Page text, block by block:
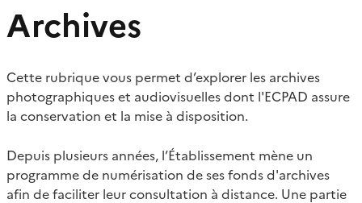
Archives
Cette rubrique vous permet d’explorer les archives
photographiques et audiovisuelles dont l'ECPAD assure
la conservation et la mise à disposition.
Depuis plusieurs années, l’Établissement mène un
programme de numérisation de ses fonds d'archives
afin de faciliter leur consultation à distance. Une partie